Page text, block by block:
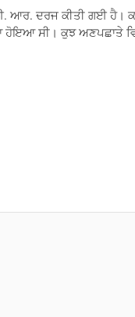
ਦਰਜ ਕੀਤੀ ਗਈ ਹੈ।
ਹੋਇਆ ਸੀ। ਕੁਝ